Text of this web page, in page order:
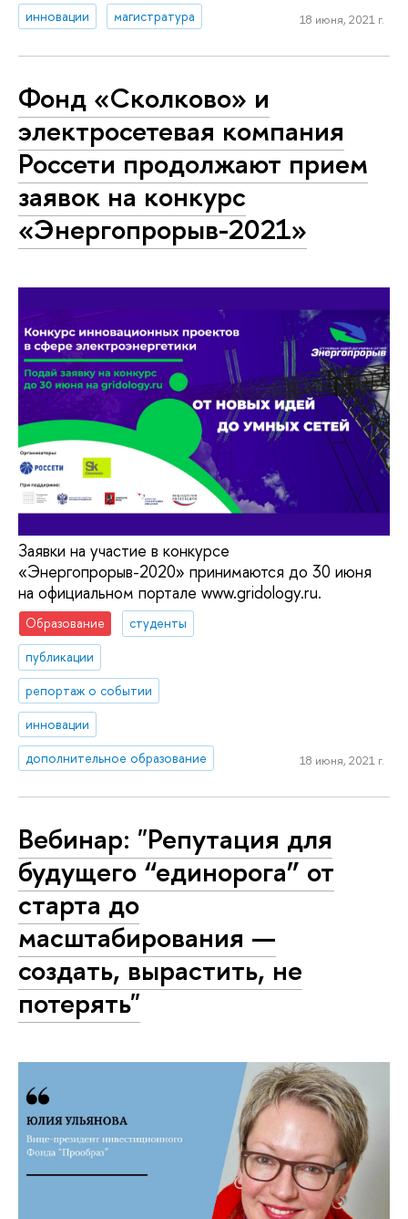
инновации
магистратура 18 июня, 2021 г.
Фонд «Сколково» и
электросетевая компания
Россети продолжают прием
заявок на конкурс
«Энергопрорыв-2021»
Заявки на участие в конкурсе
«Энергопрорыв-2020» принимаются до 30 июня
на официальном портале www.gridology.ru.
Образование
студенты
публикации
репортаж о событии
инновации
дополнительное образование
18 июня, 2021 г.
Вебинар: "Репутация для
будущего “единорога” от
старта до
масштабирования —
создать, вырастить, не
потерять"